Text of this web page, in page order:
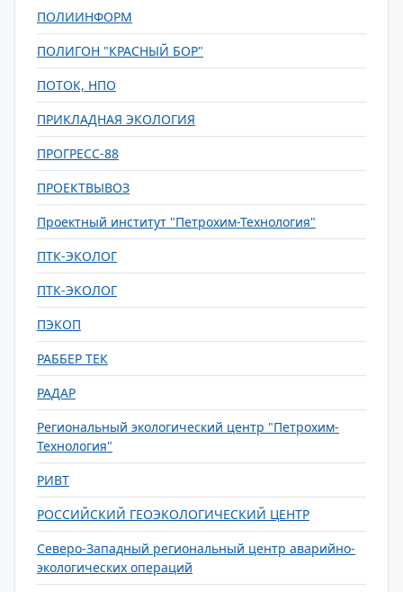
ПОЛИИНФОРМ
ПОЛИГОН "КРАСНЫЙ БОР"
ПОТОК, НПО
ПРИКЛАДНАЯ ЭКОЛОГИЯ
ПРОГРЕСС-88
ПРОЕКТВЫВОЗ
Проектный институт "Петрохим-Технология"
ПТК-ЭКОЛОГ
ПТК-ЭКОЛОГ
ПЭКОП
РАББЕР ТЕК
РАДАР
Региональный экологический центр "Петрохим-
Технология"
РИВТ
РОССИЙСКИЙ ГЕОЭКОЛОГИЧЕСКИЙ ЦЕНТР
Северо-Западный региональный центр аварийно-
экологических операций